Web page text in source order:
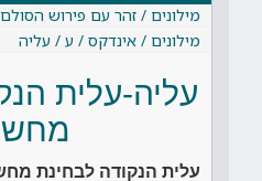
מילונים / זהר עם פירוש
מילונים / אינדקס / ע / עליה
עליה-עלית
עלית הנקודה לבחינת